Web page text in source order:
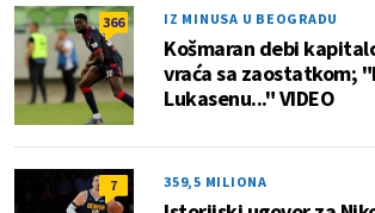
366 IZ MINUSA U BEOGRADU
Košmaran debi
vraća sa zaostatkom;
Lukasenu..." VIDEO
7 359,5 MILIONA